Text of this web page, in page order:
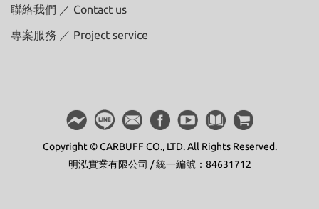
聯絡我們 ／ Contact us
專案服務 ／ Project service
Copyright © CARBUFF CO., LTD. All Rights Reserved.
明泓實業有限公司 / 統一編號：84631712